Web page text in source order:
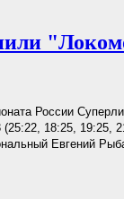
России
18:25, 19:25,
Евгений